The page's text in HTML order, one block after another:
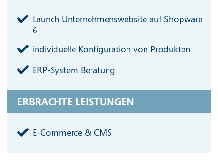
Launch Unternehmenswebsite auf Shopware
6
individuelle Konfiguration von Produkten
ERP-System Beratung
ERBRACHTE LEISTUNGEN
E-Commerce & CMS